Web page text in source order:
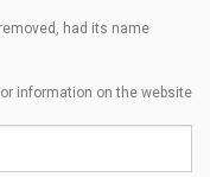
had its name
information on the website